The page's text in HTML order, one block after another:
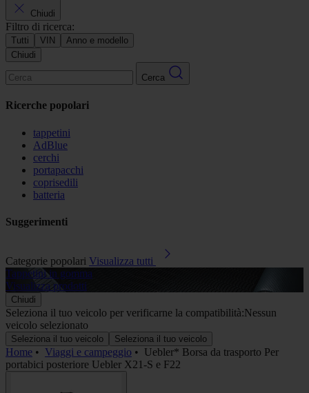
Chiudi
Filtro di ricerca:
Tutti VIN
Anno e modello
Chiudi
Cerca
Ricerche popolari
tappetini
AdBlue
cerchi
portapacchi
coprisedili
batteria
Suggerimenti
Categorie popolari Visualizza tutti
Tappetini in gomma
Visualizza prodotti
Chiudi
Seleziona il tuo veicolo per verificarne la compatibilità:Nessun
veicolo selezionato
Seleziona il tuo veicolo Seleziona il tuo veicolo
Home • Viaggi e campeggio • Uebler* Borsa da trasporto Per
portabici posteriore Uebler X21-S e F22